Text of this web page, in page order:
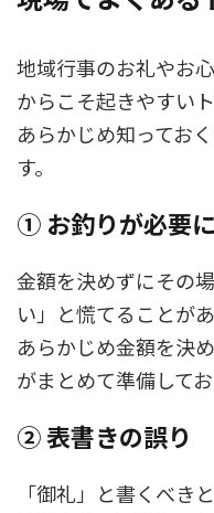
地域行事のお礼やお
からこそ起きやすい
あらかじめ知ってお
す。
① お釣りが必要
金額を決めずにその
い」と慌てることがあ
あらかじめ金額を決
がまとめて準備してお
② 表書きの誤り
「御礼」と書くべき